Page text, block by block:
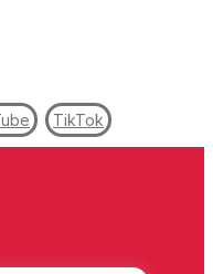
TikTok